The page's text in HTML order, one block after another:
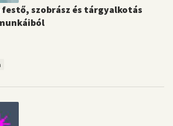
szobrász és tárgyalkotás